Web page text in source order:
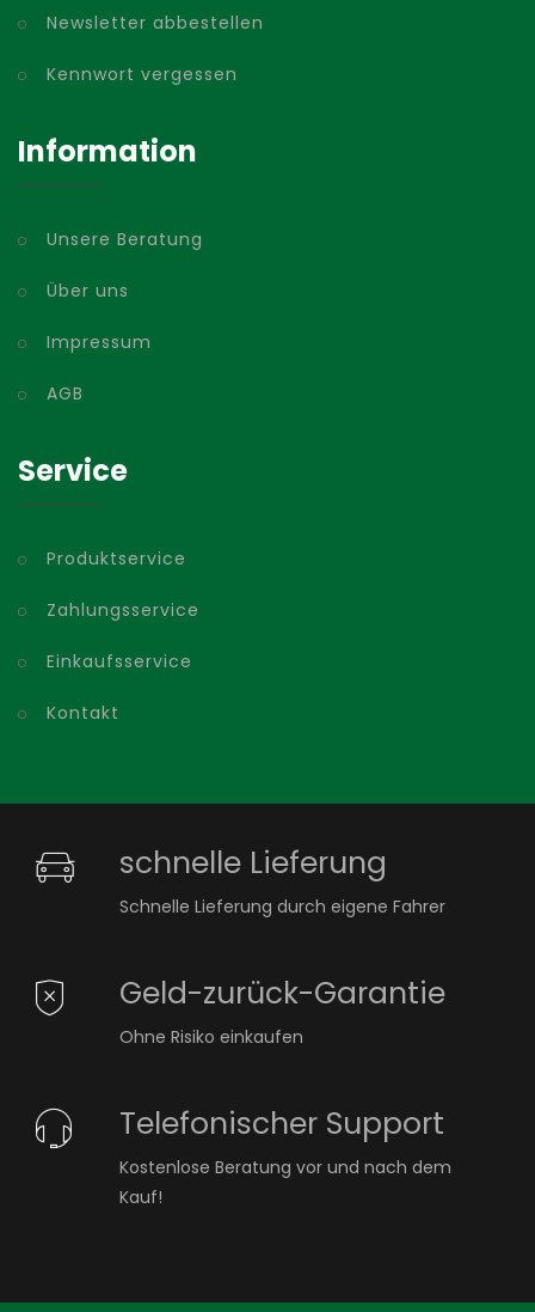
Newsletter abbestellen
Kennwort vergessen
Information
Unsere Beratung
Über uns
Impressum
AGB
Service
Produktservice
Zahlungsservice
Einkaufsservice
Kontakt
schnelle Lieferung
Schnelle Lieferung durch eigene Fahrer
Geld-zurück-Garantie
Ohne Risiko einkaufen
Telefonischer Support
Kostenlose Beratung vor und nach dem
Kauf!